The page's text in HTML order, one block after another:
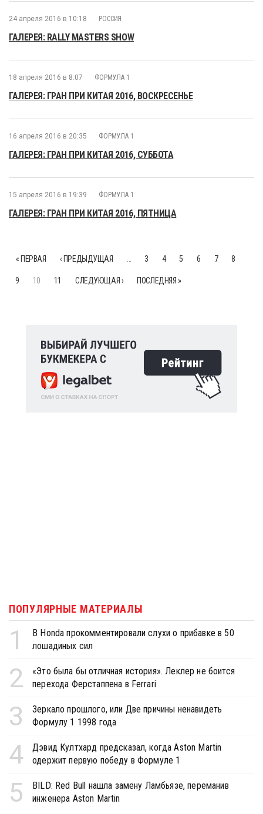
24 апреля 2016 в 10:18 РОССИЯ
ГАЛЕРЕЯ: RALLY MASTERS SHOW
18 апреля 2016 в 8:07 ФОРМУЛА 1
ГАЛЕРЕЯ: ГРАН ПРИ КИТАЯ 2016, ВОСКРЕСЕНЬЕ
16 апреля 2016 в 20:35 ФОРМУЛА 1
ГАЛЕРЕЯ: ГРАН ПРИ КИТАЯ 2016, СУББОТА
15 апреля 2016 в 19:39 ФОРМУЛА 1
ГАЛЕРЕЯ: ГРАН ПРИ КИТАЯ 2016, ПЯТНИЦА
« ПЕРВАЯ ‹ ПРЕДЫДУЩАЯ 3 4 5 6 7 8
9 10 11 СЛЕДУЮЩАЯ › ПОСЛЕДНЯЯ »
ПОПУЛЯРНЫЕ МАТЕРИАЛЫ
1
В Honda прокомментировали слухи о прибавке в 50
лошадиных сил
2
«Это была бы отличная история». Леклер не боится
перехода Ферстаппена в Ferrari
3
Зеркало прошлого, или Две причины ненавидеть
Формулу 1 1998 года
4
Дэвид Култхард предсказал, когда Aston Martin
одержит первую победу в Формуле 1
5
BILD: Red Bull нашла замену Ламбьязе, переманив
инженера Aston Martin